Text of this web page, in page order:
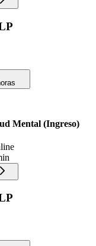
Mental (Ingreso)